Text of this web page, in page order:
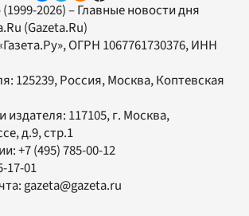
2026) – Главные новости дня
(Gazeta.Ru)
, ОГРН 1067761730376, ИНН
125239, Россия, Москва, Коптевская
издателя: 117105, г. Москва,
д.9, стр.1
+7 (495) 785-00-12
17-01
gazeta@gazeta.ru